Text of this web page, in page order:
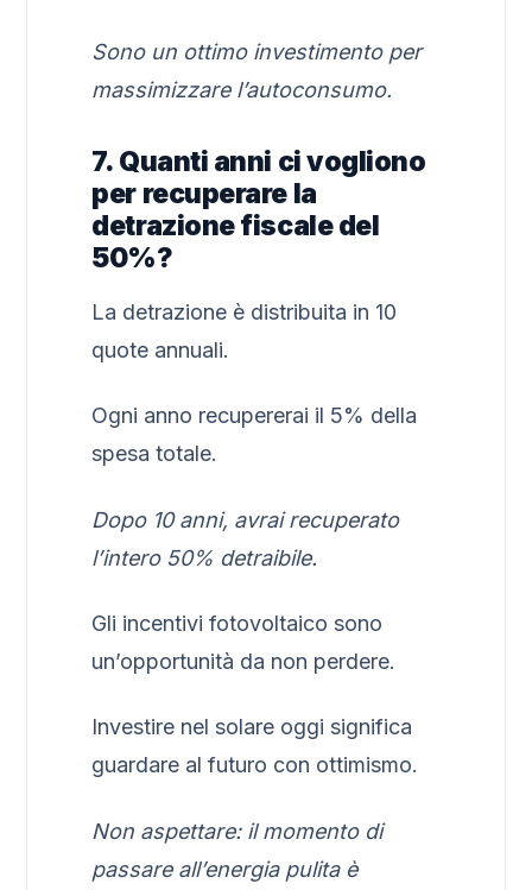
Sono un ottimo investimento per
massimizzare l’autoconsumo.
7. Quanti anni ci vogliono
per recuperare la
detrazione fiscale del
50%?
La detrazione è distribuita in 10
quote annuali.
Ogni anno recupererai il 5% della
spesa totale.
Dopo 10 anni, avrai recuperato
l’intero 50% detraibile.
Gli incentivi fotovoltaico sono
un’opportunità da non perdere.
Investire nel solare oggi significa
guardare al futuro con ottimismo.
Non aspettare: il momento di
passare all’energia pulita è